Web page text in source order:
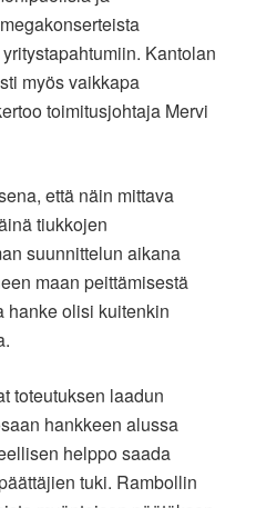
Kantolan
myös vaikkapa
toimitusjohtaja Mervi
että näin mittava
tiukkojen
suunnittelun aikana
maan peittämisestä
hanke olisi kuitenkin
toteutuksen laadun
hankkeen alussa
helppo saada
tuki. Rambollin